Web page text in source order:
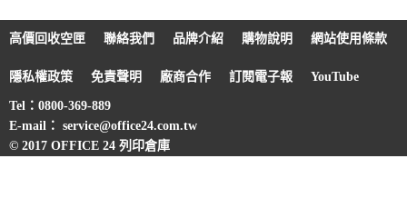
高價回收空匣 聯絡我們 品牌介紹 購物說明 網站使用條款
隱私權政策 免責聲明 廠商合作 訂閱電子報 YouTube
Tel：0800-369-889
E-mail： service@office24.com.tw
© 2017 OFFICE 24 列印倉庫